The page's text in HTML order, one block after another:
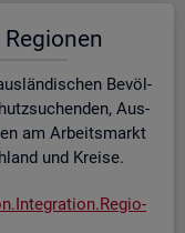
Be­völ­
Aus­
am Ar­beits­markt
und Krei­se.